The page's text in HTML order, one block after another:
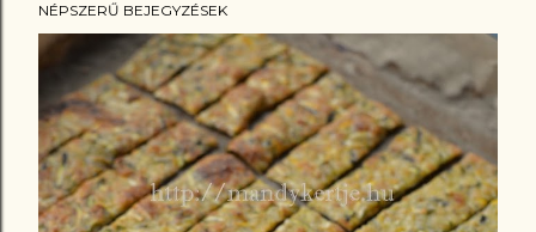
NÉPSZERŰ BEJEGYZÉSEK